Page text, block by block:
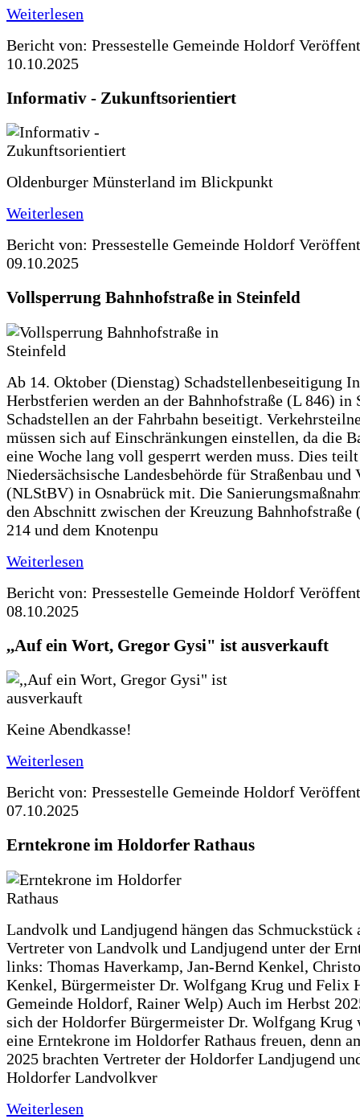
Weiterlesen
Bericht von: Pressestelle Gemeinde Holdorf
10.10.2025
Informativ - Zukunftsorientiert
Oldenburger Münsterland im Blickpunkt
Weiterlesen
Bericht von: Pressestelle Gemeinde Holdorf
09.10.2025
Vollsperrung Bahnhofstraße in Steinfeld
Ab 14. Oktober (Dienstag) Schadstellenbeseitigung
Herbstferien werden an der Bahnhofstraße (L 846) in
Schadstellen an der Fahrbahn beseitigt.
müssen sich auf Einschränkungen einstellen, da die
eine Woche lang voll gesperrt werden muss. Dies
Niedersächsische Landesbehörde für Straßenbau und
(NLStBV) in Osnabrück mit. Die
den Abschnitt zwischen der Kreuzung Bahnhofstraße
214 und dem Knotenpu
Weiterlesen
Bericht von: Pressestelle Gemeinde Holdorf
08.10.2025
,,Auf ein Wort, Gregor Gysi" ist ausverkauft
Keine Abendkasse!
Weiterlesen
Bericht von: Pressestelle Gemeinde Holdorf
07.10.2025
Erntekrone im Holdorfer Rathaus
Landvolk und Landjugend hängen das Schmuckstück
Vertreter von Landvolk und Landjugend unter der
links: Thomas Haverkamp, Jan-Bernd Kenkel,
Kenkel, Bürgermeister Dr. Wolfgang Krug und Felix
Gemeinde Holdorf, Rainer Welp) Auch im Herbst
sich der Holdorfer Bürgermeister Dr. Wolfgang Krug
eine Erntekrone im Holdorfer Rathaus freuen, denn
2025 brachten Vertreter der Holdorfer Landjugend
Holdorfer Landvolkver
Weiterlesen